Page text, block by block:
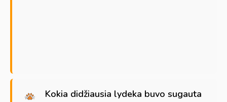
Kokia didžiausia lydeka buvo sugauta